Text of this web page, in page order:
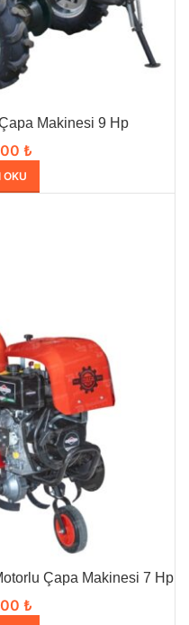
Makinesi 9 Hp
₺
OKU
Çapa Makinesi 7 Hp
₺